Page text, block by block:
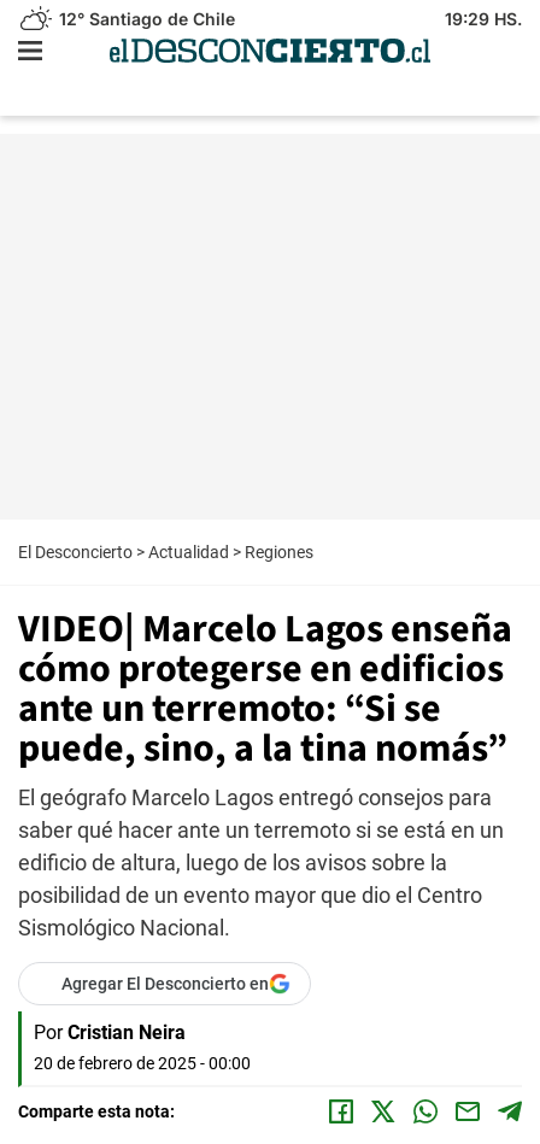
12° Santiago de Chile 19:29 HS.
El Desconcierto >Actualidad > Regiones
VIDEO| Marcelo Lagos enseña
cómo protegerse en edificios
ante un terremoto: “Si se
puede, sino, a la tina nomás”
El geógrafo Marcelo Lagos entregó consejos para
saber qué hacer ante un terremoto si se está en un
edificio de altura, luego de los avisos sobre la
posibilidad de un evento mayor que dio el Centro
Sismológico Nacional.
Agregar El Desconcierto en
Por Cristian Neira
20 de febrero de 2025 - 00:00
Comparte esta nota: